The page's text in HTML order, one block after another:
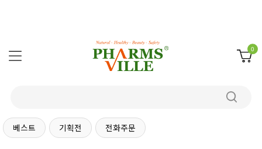
0
베스트 기획전 전화주문